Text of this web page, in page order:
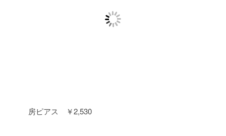
房ピアス ￥2,530